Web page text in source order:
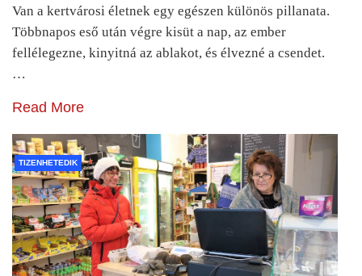
Van a kertvárosi életnek egy egészen különös pillanata.
Többnapos eső után végre kisüt a nap, az ember
fellélegezne, kinyitná az ablakot, és élvezné a csendet.
…
Read More
TIZENHETEDIK